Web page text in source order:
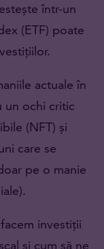
într-un
(ETF) poate
actuale în
un ochi critic
(NFT) și
care se
pe o manie
investiții
și cum să ne